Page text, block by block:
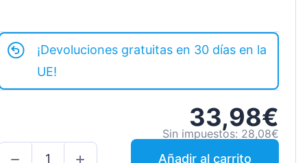
¡Devoluciones gratuitas en 30 días en la
UE!
33,98€
Sin impuestos: 28,08€
Añadir al carrito